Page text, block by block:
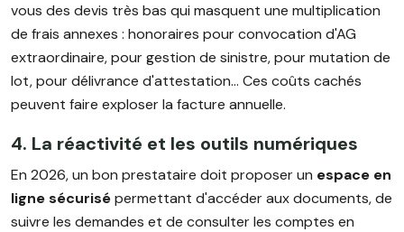
vous des devis très bas qui masquent une multiplication
de frais annexes : honoraires pour convocation d'AG
extraordinaire, pour gestion de sinistre, pour mutation de
lot, pour délivrance d'attestation... Ces coûts cachés
peuvent faire exploser la facture annuelle.
4. La réactivité et les outils numériques
En 2026, un bon prestataire doit proposer un espace en
ligne sécurisépermettant d'accéder aux documents, de
suivre les demandes et de consulter les comptes en